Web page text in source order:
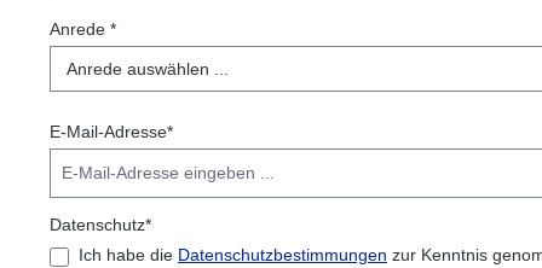
Anrede *
E-Mail-Adresse*
Datenschutz*
Ich habe die Datenschutzbestimmungen zur Kenntnis